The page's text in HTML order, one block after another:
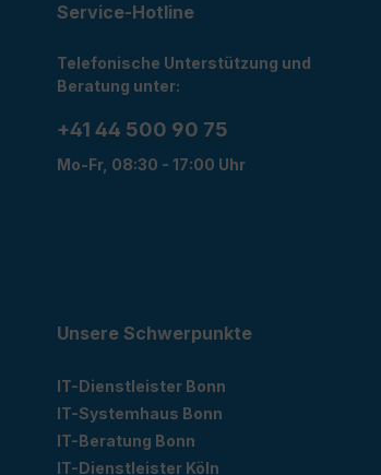
Service-Hotline
Telefonische Unterstützung und
Beratung unter:
+41 44 500 90 75
Mo-Fr, 08:30 - 17:00 Uhr
Unsere Schwerpunkte
IT-Dienstleister Bonn
IT-Systemhaus Bonn
IT-Beratung Bonn
IT-Dienstleister Köln